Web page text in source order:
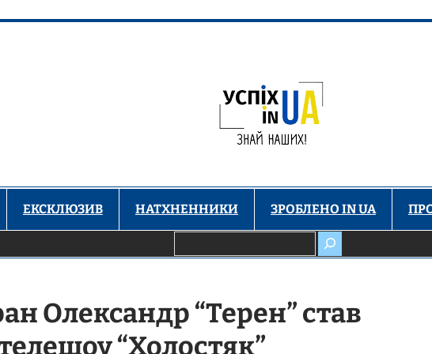
ЕКСКЛЮЗИВ НАТХНЕННИКИ ЗРОБЛЕНО IN UA
Олександр “Терен” став
“Холостяк”